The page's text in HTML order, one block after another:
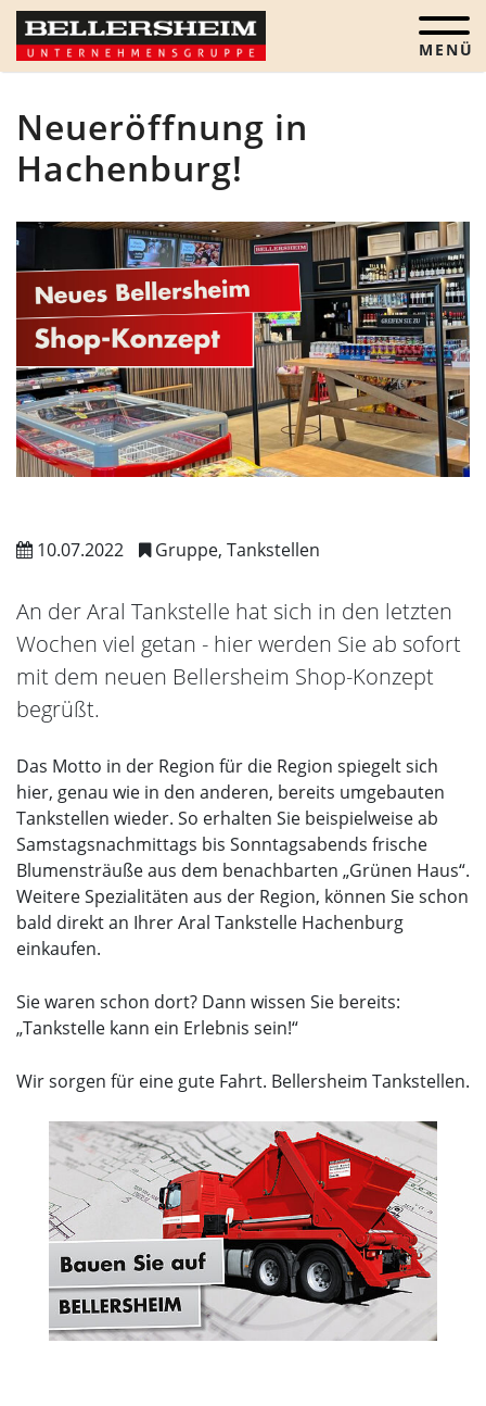
Neueröffnung in
Hachenburg!
10.07.2022 Gruppe, Tankstellen
An der Aral Tankstelle hat sich in den letzten
Wochen viel getan - hier werden Sie ab sofort
mit dem neuen Bellersheim Shop-Konzept
begrüßt.
Das Motto in der Region für die Region spiegelt sich
hier, genau wie in den anderen, bereits umgebauten
Tankstellen wieder. So erhalten Sie beispielweise ab
Samstagsnachmittags bis Sonntagsabends frische
Blumensträuße aus dem benachbarten „Grünen Haus“.
Weitere Spezialitäten aus der Region, können Sie schon
bald direkt an Ihrer Aral Tankstelle Hachenburg
einkaufen.
Sie waren schon dort? Dann wissen Sie bereits:
„Tankstelle kann ein Erlebnis sein!“
Wir sorgen für eine gute Fahrt. Bellersheim Tankstellen.
Menü